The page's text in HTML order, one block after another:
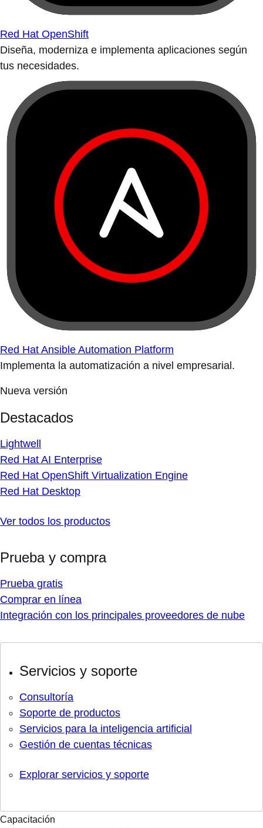
Red Hat OpenShift
Diseña, moderniza e implementa aplicaciones según
tus necesidades.
Red Hat Ansible Automation Platform
Implementa la automatización a nivel empresarial.
Nueva versión
Destacados
Lightwell
Red Hat AI Enterprise
Red Hat OpenShift Virtualization Engine
Red Hat Desktop
Ver todos los productos
Prueba y compra
Prueba gratis
Comprar en línea
Integración con los principales proveedores de nube
Servicios y soporte
Consultoría
Soporte de productos
Servicios para la inteligencia artificial
Gestión de cuentas técnicas
Explorar servicios y soporte
Capacitación